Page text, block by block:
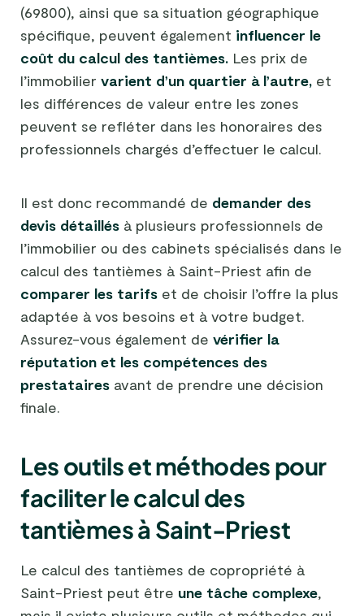
(69800), ainsi que sa situation géographique
spécifique, peuvent également influencer le
coût du calcul des tantièmes. Les prix de
l’immobilier varient d’un quartier à l’autre, et
les différences de valeur entre les zones
peuvent se refléter dans les honoraires des
professionnels chargés d’effectuer le calcul.
Il est donc recommandé de demander des
devis détaillés à plusieurs professionnels de
l’immobilier ou des cabinets spécialisés dans le
calcul des tantièmes à Saint-Priest afin de
comparer les tarifs et de choisir l’offre la plus
adaptée à vos besoins et à votre budget.
Assurez-vous également de vérifier la
réputation et les compétences des
prestataires avant de prendre une décision
finale.
Les outils et méthodes pour
faciliter le calcul des
tantièmes à Saint-Priest
Le calcul des tantièmes de copropriété à
Saint-Priest peut être une tâche complexe,